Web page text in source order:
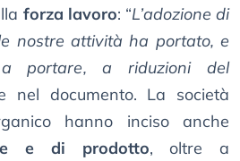
forza lavoro: “L’adozione di
nostre attività ha portato, e
portare, a riduzioni del
nel documento. La società
hanno inciso anche
e di prodotto, oltre a